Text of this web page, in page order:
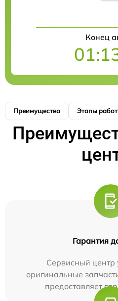
Конец
Преимущества Этапы работ
Гарантия
Сервисный центр
оригинальные
предоставляет